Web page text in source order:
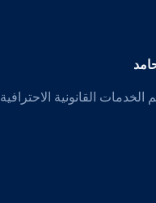
القانونية الاحترافية